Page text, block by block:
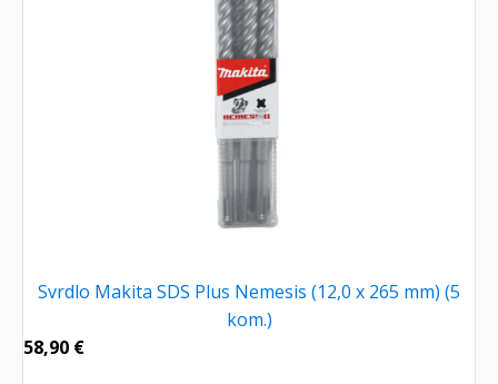
Svrdlo Makita SDS Plus Nemesis (12,0 x 265 mm) (5
kom.)
58,90 €